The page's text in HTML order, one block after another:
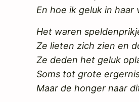
En hoe ik geluk in
Het waren
Ze lieten zich zien en
Ze deden het geluk
Soms tot grote
Maar de honger naar